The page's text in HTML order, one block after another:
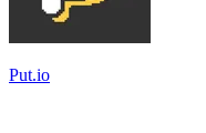
Put.io